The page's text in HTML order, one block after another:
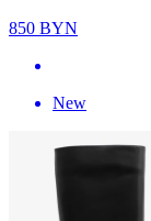
850 BYN
New